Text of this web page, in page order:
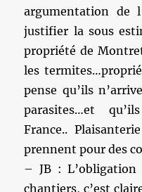
argumentation de
justifier la sous
propriété de
les
pense qu’ils
parasites…et
France..
prennent pour des
– JB :
chantiers, c’est